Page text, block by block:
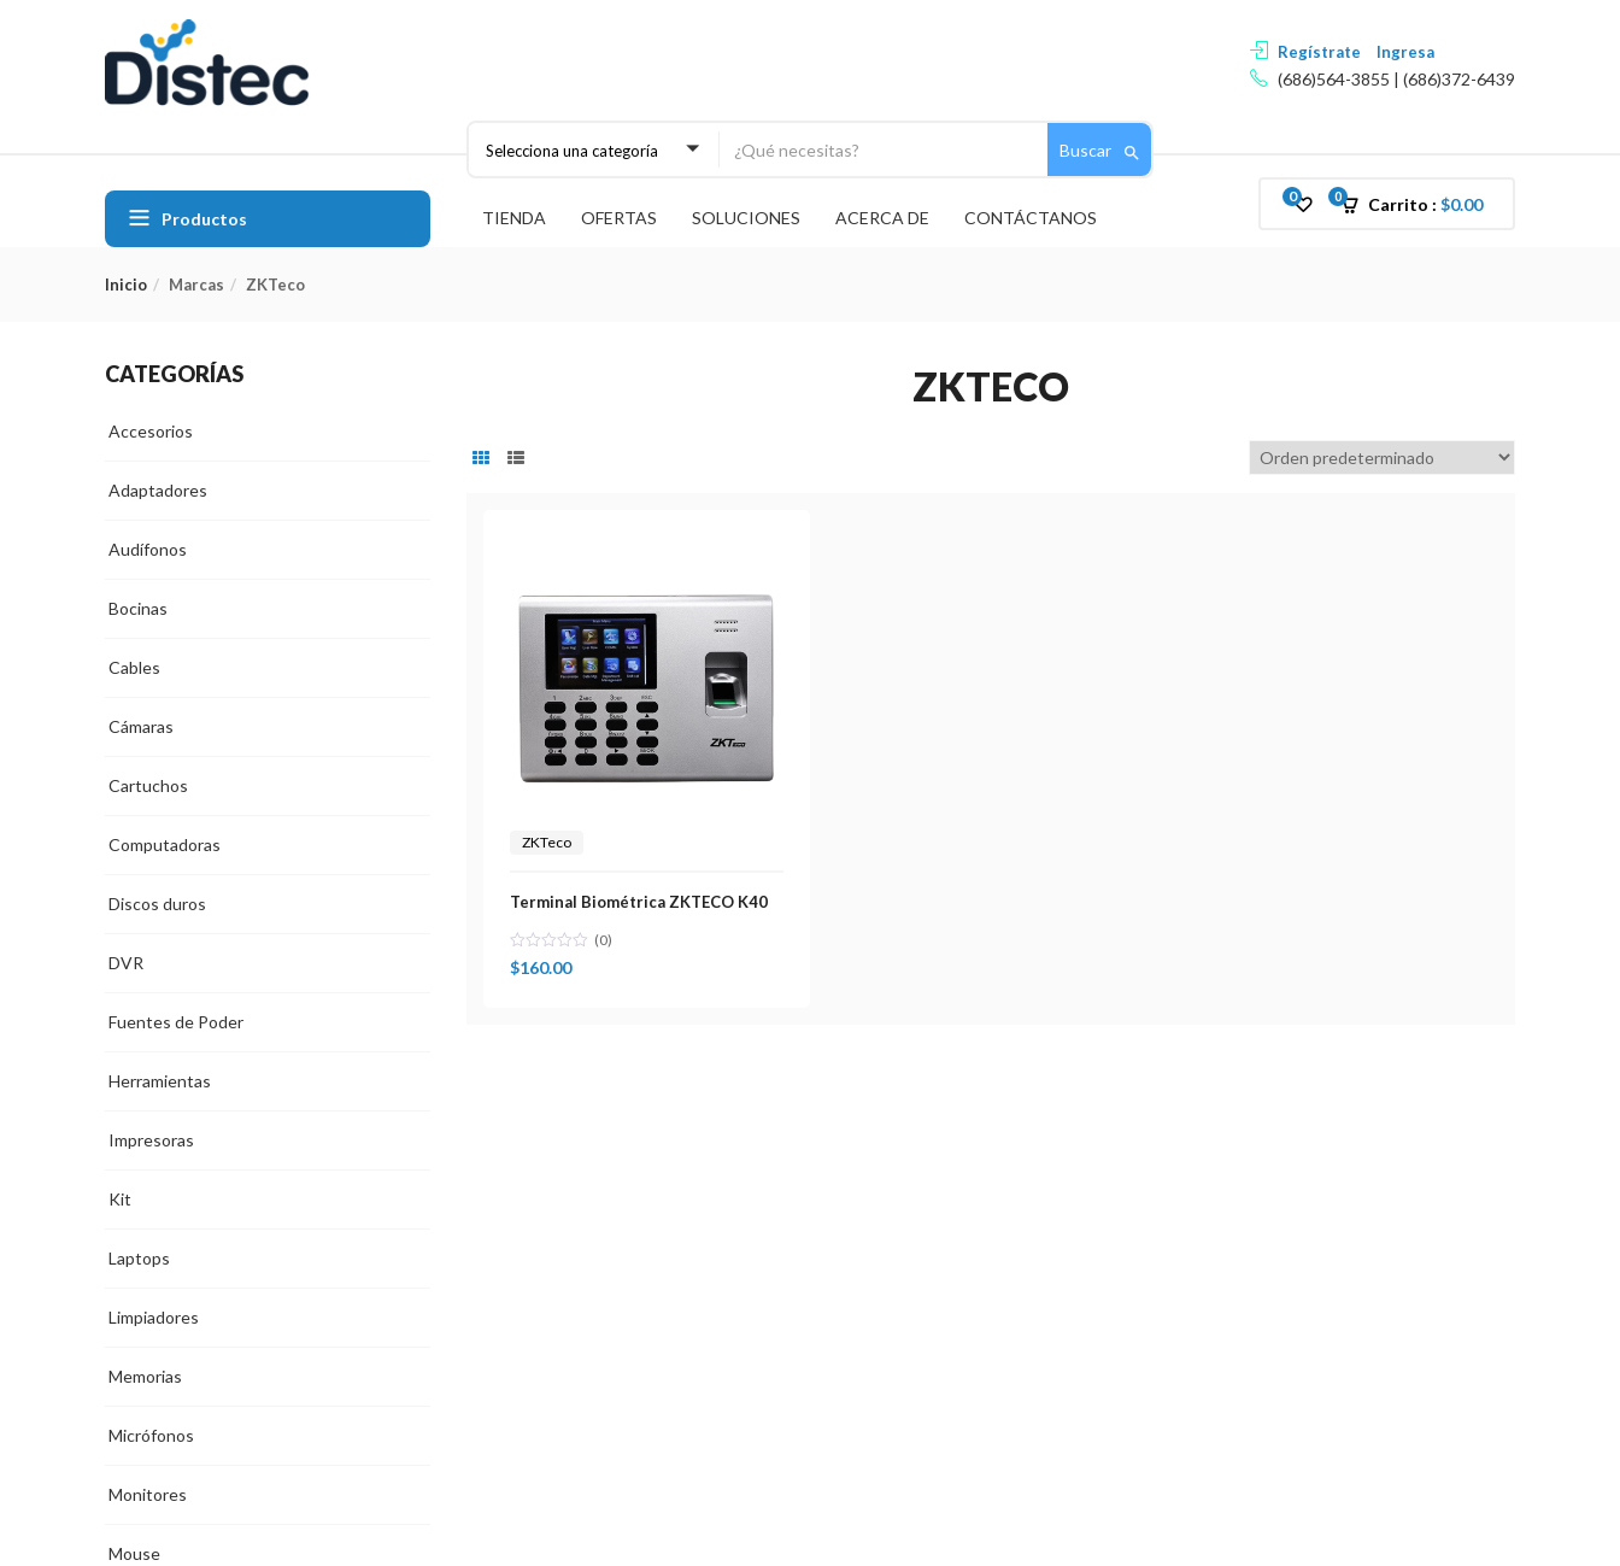
Regístrate Ingresa
(686)564-3855 | (686)372-6439
Selecciona una categoría Buscar
Productos TIENDA OFERTAS SOLUCIONES ACERCA DE CONTÁCTANOS
Carrito : $0.00
0
0
Inicio Marcas ZKTeco
ZKTECO
ZKTeco
Terminal Biométrica ZKTECO K40
(0)
$160.00
CATEGORÍAS
Accesorios
Adaptadores
Audífonos
Bocinas
Cables
Cámaras
Cartuchos
Computadoras
Discos duros
DVR
Fuentes de Poder
Herramientas
Impresoras
Kit
Laptops
Limpiadores
Memorias
Micrófonos
Monitores
Mouse